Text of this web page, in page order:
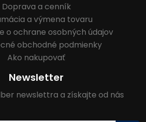
Doprava a cenník
a výmena tovaru
o ochrane osobných údajov
obchodné podmienky
Ako nakupovať
Newsletter
newslettra a získajte od nás